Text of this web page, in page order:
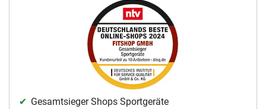
Gesamtsieger Shops Sportgeräte